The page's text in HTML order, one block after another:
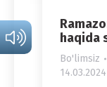
haqida
Bo'limsiz
14.03.2024